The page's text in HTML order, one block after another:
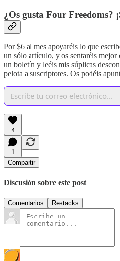
¿Os gusta Four Freedoms?
Por $6 al mes apoyaréis lo que
un sólo artículo, y os sentaréis
un boletín y leéis mis súplicas
pelota a suscriptores. Os podéis
4
1
Compartir
Discusión sobre este post
Comentarios Restacks